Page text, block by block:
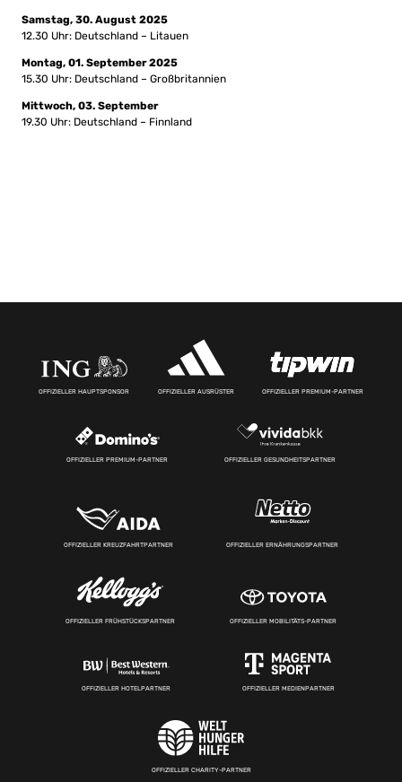
Samstag, 30. August 2025
12.30 Uhr: Deutschland – Litauen
Montag, 01. September 2025
15.30 Uhr: Deutschland – Großbritannien
Mittwoch, 03. September
19.30 Uhr: Deutschland – Finnland
OFFIZIELLER HAUPTSPONSOR OFFIZIELLER AUSRÜSTER OFFIZIELLER PREMIUM-PARTNER
OFFIZIELLER PREMIUM-PARTNER OFFIZIELLER GESUNDHEITSPARTNER
OFFIZIELLER KREUZFAHRTPARTNER OFFIZIELLER ERNÄHRUNGSPARTNER
OFFIZIELLER FRÜHSTÜCKSPARTNER OFFIZIELLER MOBILITÄTS-PARTNER
OFFIZIELLER HOTELPARTNER OFFIZIELLER MEDIENPARTNER
OFFIZIELLER CHARITY-PARTNER